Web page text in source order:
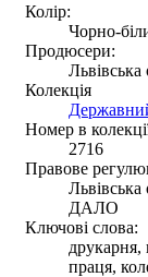
Колір:
Чорно-
Продюсери:
Львівська
Колекція
Державний
Номер в
2716
Правове
Львівська
ДАЛО
Ключові слова:
праця,